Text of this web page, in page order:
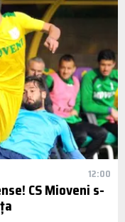
12:00
CS Mioveni s-